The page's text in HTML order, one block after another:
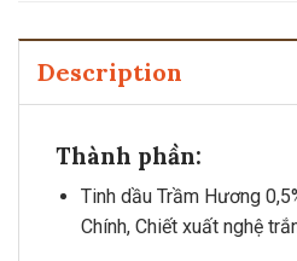
Description
Thành phần:
Tinh dầu Trầm Hương
Chính, Chiết xuất nghệ